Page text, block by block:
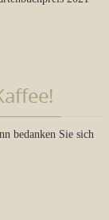
bedanken Sie sich